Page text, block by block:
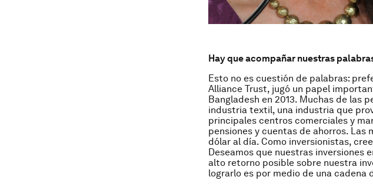
Hay que acompañar nuestras
Esto no es cuestión de palabras:
Alliance Trust, jugó un papel
Bangladesh en 2013. Muchas de las
industria textil, una industria que
principales centros comerciales y
pensiones y cuentas de ahorros. Las
dólar al día. Como inversionistas,
Deseamos que nuestras inversiones
alto retorno posible sobre nuestra
lograrlo es por medio de una cadena